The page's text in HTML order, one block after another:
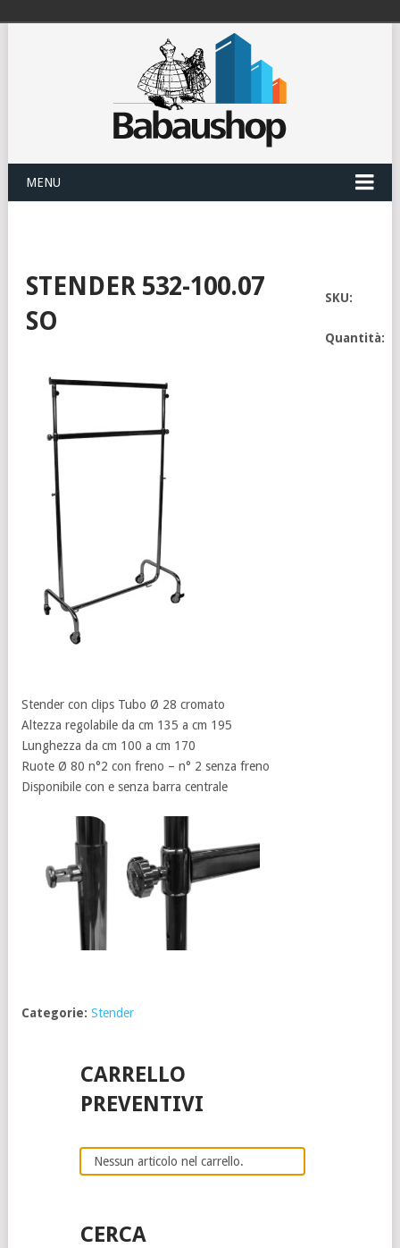
MENU
STENDER 532-100.07
SO
SKU:
Quantità:
Stender con clips Tubo Ø 28 cromato
Altezza regolabile da cm 135 a cm 195
Lunghezza da cm 100 a cm 170
Ruote Ø 80 n°2 con freno – n° 2 senza freno
Disponibile con e senza barra centrale
Categorie: Stender
CARRELLO
PREVENTIVI
Nessun articolo nel carrello.
CERCA